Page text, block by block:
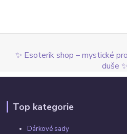
✨ Esoterik shop – mystické
duše ✨
Top kategorie
Dárkové sady